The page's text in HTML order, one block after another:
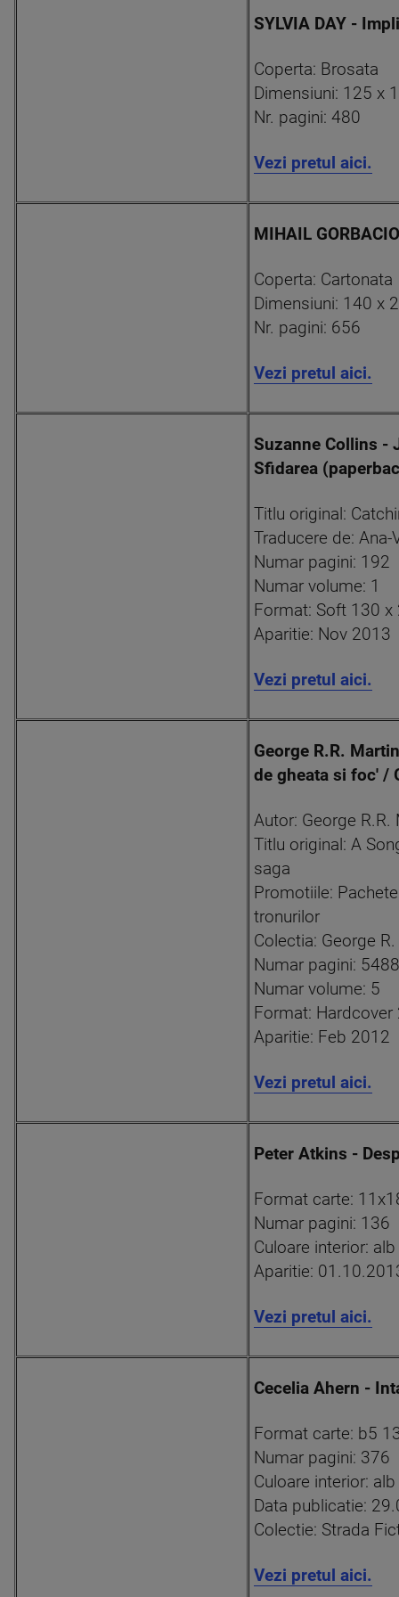
SYLVIA DAY -
Coperta: Brosata
Dimensiuni: 125 x
Nr. pagini: 480
Vezi pretul aici.
MIHAIL
Coperta: Cartonata
Dimensiuni: 140 x
Nr. pagini: 656
Vezi pretul aici.
Suzanne Collins -
Sfidarea
Titlu original:
Traducere de:
Numar pagini: 192
Numar volume: 1
Format: Soft 130
Aparitie: Nov 2013
Vezi pretul aici.
George R.R.
de gheata si foc' /
Autor: George R.R.
Titlu original: A
saga
Promotiile:
tronurilor
Colectia: George
Numar pagini: 5488
Numar volume: 5
Format:
Aparitie: Feb 2012
Vezi pretul aici.
Peter Atkins -
Format carte:
Numar pagini: 136
Culoare interior:
Aparitie:
Vezi pretul aici.
Cecelia Ahern -
Format carte: b5
Numar pagini: 376
Culoare interior:
Data publicatie:
Colectie: Strada
Vezi pretul aici.